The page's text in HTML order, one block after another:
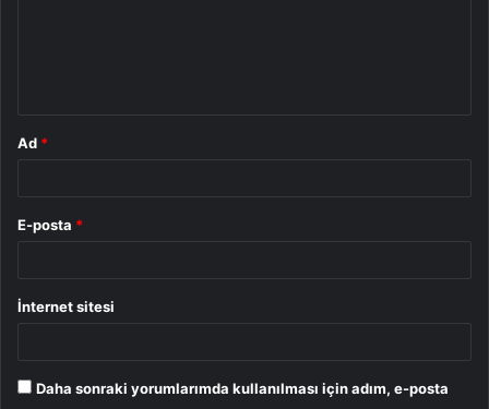
Ad *
E-posta *
İnternet sitesi
Daha sonraki yorumlarımda kullanılması için adım, e-posta